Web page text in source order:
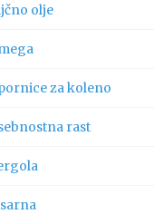
olje
za koleno
rast